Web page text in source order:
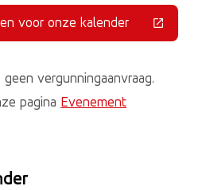
voor onze kalender
(Deze link gaat naar een externe
vergunningaanvraag.
pagina Evenement